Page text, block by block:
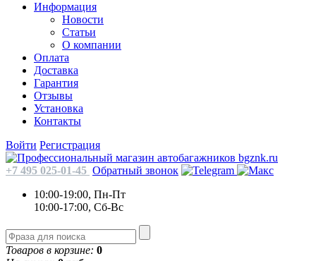
Информация
Новости
Статьи
О компании
Оплата
Доставка
Гарантия
Отзывы
Установка
Контакты
Войти Регистрация
+7 495 025-01-45 Обратный звонок
10:00-19:00, Пн-Пт
10:00-17:00, Сб-Вс
Товаров в корзине: 0